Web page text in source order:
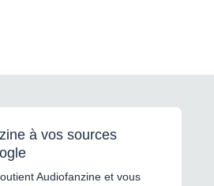
à vos sources
Audiofanzine et vous